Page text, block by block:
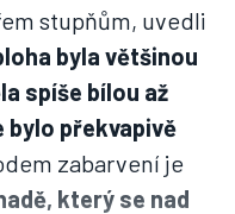
stupňům, uvedli
byla většinou
spíše bílou až
bylo překvapivě
zabarvení je
který se nad